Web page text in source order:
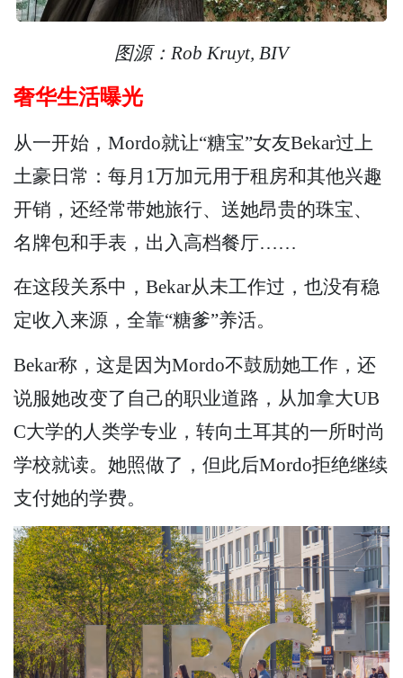
图源：Rob Kruyt, BIV
奢华生活曝光
从一开始，Mordo就让“糖宝”女友Bekar过上
土豪日常：每月1万加元用于租房和其他兴趣
开销，还经常带她旅行、送她昂贵的珠宝、
名牌包和手表，出入高档餐厅……
在这段关系中，Bekar从未工作过，也没有稳
定收入来源，全靠“糖爹”养活。
Bekar称，这是因为Mordo不鼓励她工作，还
说服她改变了自己的职业道路，从加拿大UB
C大学的人类学专业，转向土耳其的一所时尚
学校就读。她照做了，但此后Mordo拒绝继续
支付她的学费。